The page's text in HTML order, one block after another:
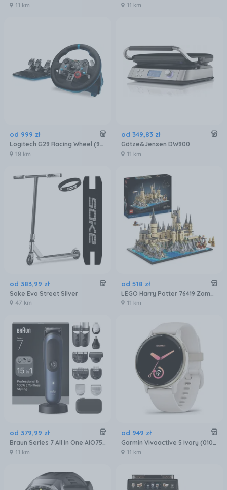
11 km 11 km
od 999 zł
Logitech G29 Racing Wheel (941-000112)
19 km
od 349,83 zł
Götze&Jensen DW900
11 km
od 383,99 zł
Soke Evo Street Silver
47 km
od 518 zł
LEGO Harry Potter 76419 Zamek Hogwart i błonia
11 km
od 379,99 zł
Braun Series 7 All In One AIO7580
11 km
od 949 zł
Garmin Vivoactive 5 Ivory (010-02862-11)
11 km